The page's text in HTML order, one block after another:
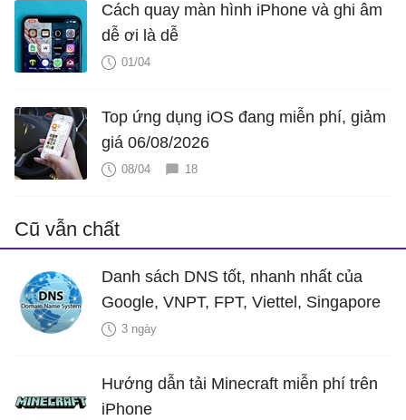
Cách quay màn hình iPhone và ghi âm
dễ ơi là dễ
01/04
Top ứng dụng iOS đang miễn phí, giảm
giá 06/08/2026
08/04 18
Cũ vẫn chất
Danh sách DNS tốt, nhanh nhất của
Google, VNPT, FPT, Viettel, Singapore
3 ngày
Hướng dẫn tải Minecraft miễn phí trên
iPhone